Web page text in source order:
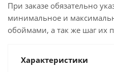
При заказе обязательно
минимальное и
обоймами, а так же шаг их
Характеристики